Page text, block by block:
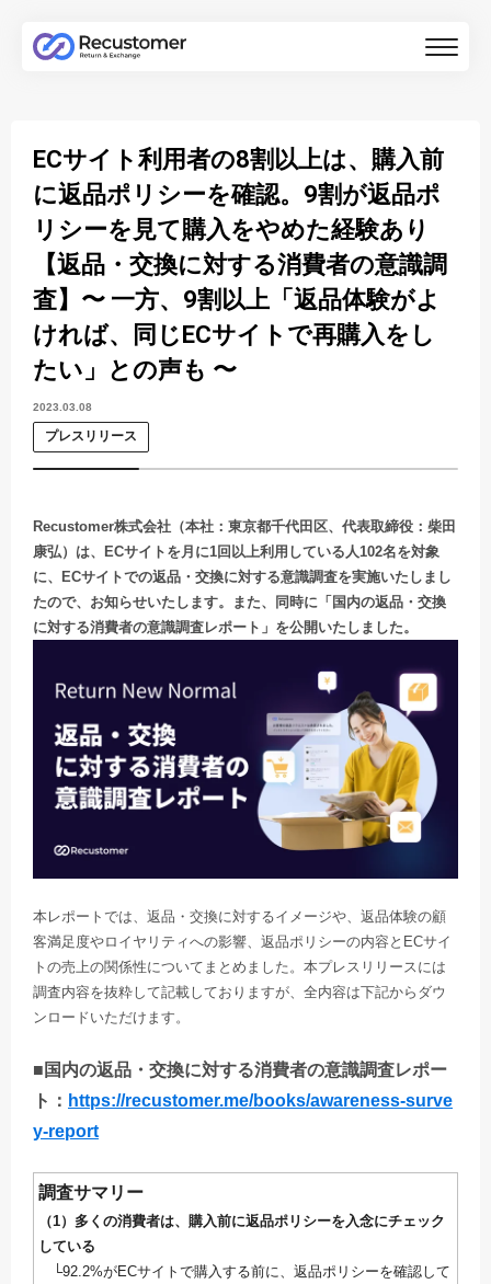
ECサイト利用者の8割以上は、購入前
に返品ポリシーを確認。9割が返品ポ
リシーを見て購入をやめた経験あり
【返品・交換に対する消費者の意識調
査】〜 一方、9割以上「返品体験がよ
ければ、同じECサイトで再購入をし
たい」との声も 〜
2023.03.08
プレスリリース
Recustomer株式会社（本社：東京都千代田区、代表取締役：柴田
康弘）は、ECサイトを月に1回以上利用している人102名を対象
に、ECサイトでの返品・交換に対する意識調査を実施いたしまし
たので、お知らせいたします。また、同時に「国内の返品・交換
に対する消費者の意識調査レポート」を公開いたしました。
本レポートでは、返品・交換に対するイメージや、返品体験の顧
客満足度やロイヤリティへの影響、返品ポリシーの内容とECサイ
トの売上の関係性についてまとめました。 本プレスリリースには
調査内容を抜粋して記載しておりますが、全内容は下記からダウ
ンロードいただけます。
■国内の返品・交換に対する消費者の意識調査レポー
ト： https://recustomer.me/books/awareness-surve
y-report
調査サマリー
（1）多くの消費者は、購入前に返品ポリシーを入念にチェック
している
└92.2%がECサイトで購入する前に、返品ポリシーを確認して